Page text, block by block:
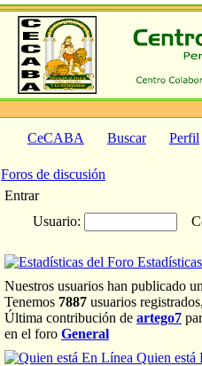
CeCABA Buscar Perfil
Foros de discusión
Entrar
Usuario:
Nuestros usuarios han publicado
Tenemos 7887 usuarios
Última contribución de artego7
en el foro General
Quien está